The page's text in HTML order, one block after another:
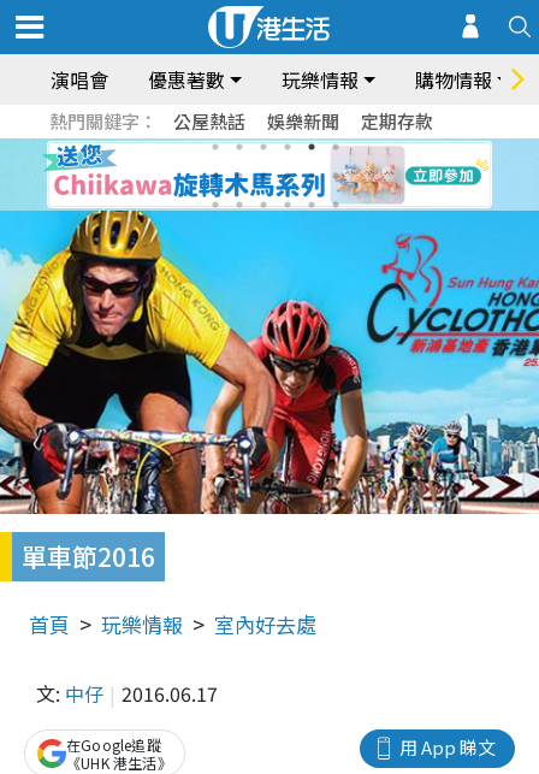
演唱會 優惠著數 玩樂情報 購物情報
熱門關鍵字： 公屋熱話 娛樂新聞 定期存款
單車節2016
首頁 玩樂情報 室內好去處
文: 中仔 2016.06.17
用 App 睇文
在Google追蹤
《UHK 港生活》